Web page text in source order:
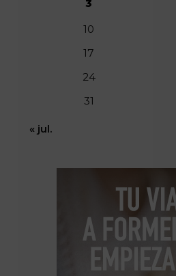
3
10
17
24
31
« jul.